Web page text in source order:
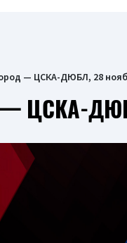
— ЦСКА-ДЮБЛ, 28
ЦСКА-